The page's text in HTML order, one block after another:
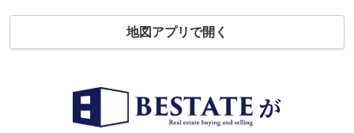
地図アプリで開く